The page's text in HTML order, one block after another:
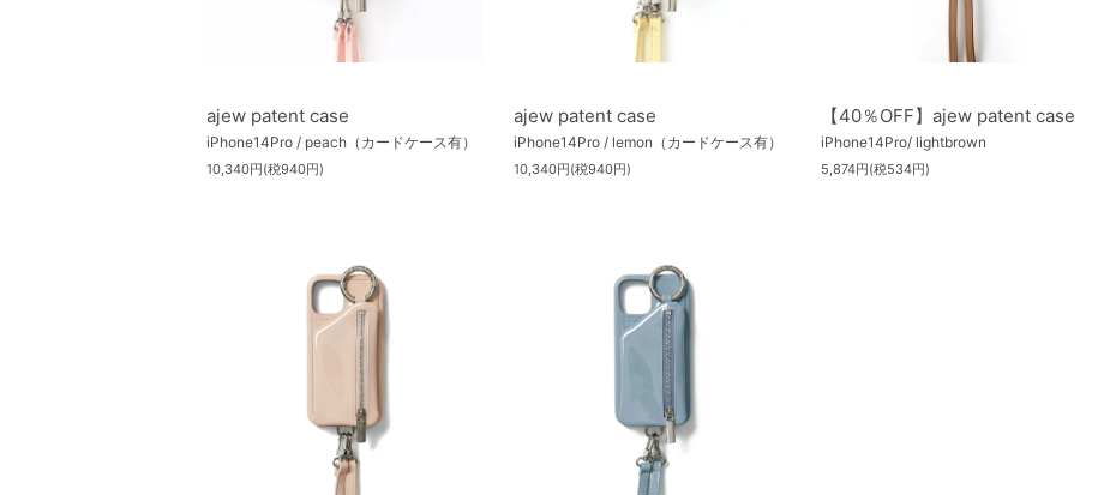
ajew patent case
iPhone14Pro / peach（カードケース有）
10,340円(税940円)
ajew patent case
iPhone14Pro / lemon（カードケース有）
10,340円(税940円)
【40％OFF】ajew patent case
iPhone14Pro/ lightbrown
5,874円(税534円)